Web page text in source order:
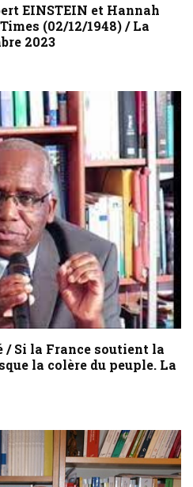
EINSTEIN et Hannah
(02/12/1948) / La
2023
/ Si la France soutient la
la colère du peuple. La